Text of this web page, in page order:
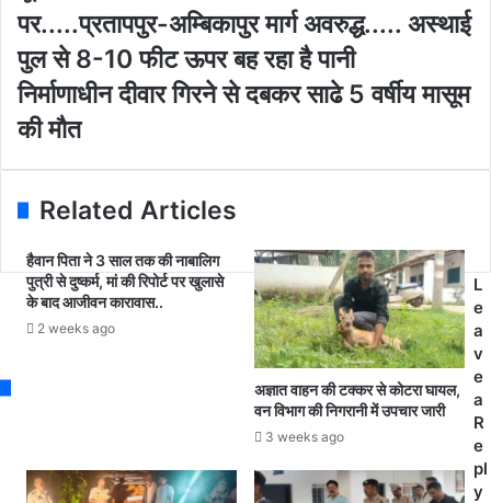
r
E
m
a
i
e
स
ला
धा
र
बा
रि
से
दी
उ
फा
पर.....प्रतापपुर-अम्बिकापुर मार्ग अवरुद्ध..... अस्थाई
पुल से 8-10 फीट ऊपर बह रहा है पानी
नि
णा
दी
गि
निर्माणाधीन दीवार गिरने से दबकर साढे 5 वर्षीय मासूम
की मौत
Related Articles
हैवान पिता ने 3 साल तक की नाबालिग
पुत्री से दुष्कर्म, मां की रिपोर्ट पर खुलासे
के बाद आजीवन कारावास..
2 weeks ago
अज्ञात वाहन की टक्कर से कोटरा घायल,
वन विभाग की निगरानी में उपचार जारी
3 weeks ago
L
e
a
v
e
a
R
e
pl
y